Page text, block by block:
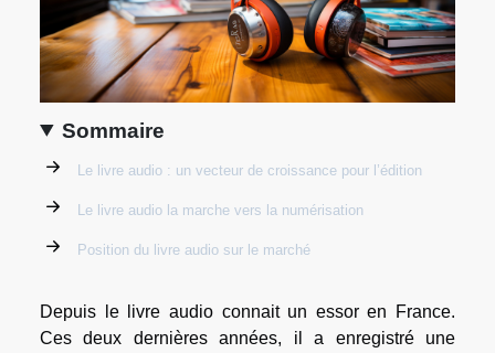
Sommaire
Le livre audio : un vecteur de croissance pour l’édition
Le livre audio la marche vers la numérisation
Position du livre audio sur le marché
Depuis le livre audio connait un essor en France.
Ces deux dernières années, il a enregistré une